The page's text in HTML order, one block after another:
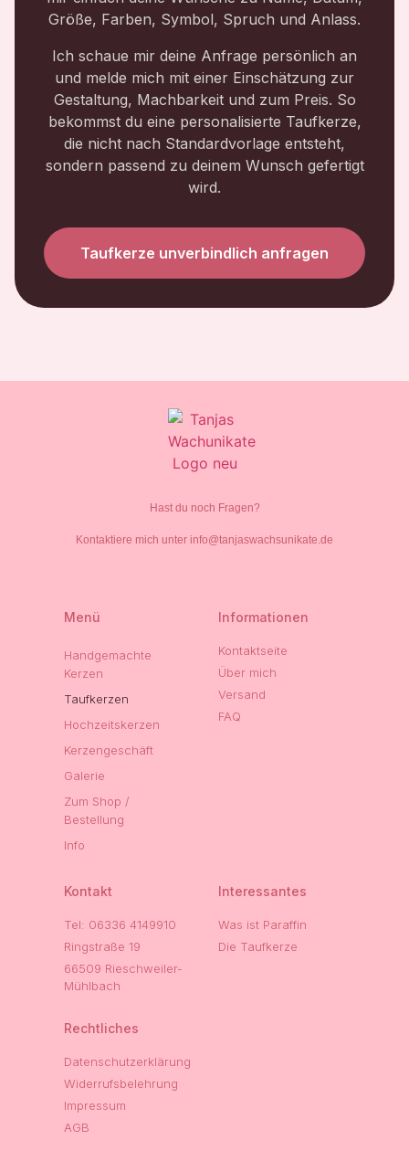
Größe, Farben, Symbol, Spruch und Anlass.
Ich schaue mir deine Anfrage persönlich an
und melde mich mit einer Einschätzung zur
Gestaltung, Machbarkeit und zum Preis. So
bekommst du eine personalisierte Taufkerze,
die nicht nach Standardvorlage entsteht,
sondern passend zu deinem Wunsch gefertigt
wird.
Taufkerze unverbindlich anfragen
Hast du noch Fragen?
Kontaktiere mich unter info@tanjaswachsunikate.de
Menü
Handgemachte
Kerzen
Taufkerzen
Hochzeitskerzen
Kerzengeschäft
Galerie
Zum Shop /
Bestellung
Info
Informationen
Kontaktseite
Über mich
Versand
FAQ
Kontakt
Tel: 06336 4149910
Ringstraße 19
66509 Rieschweiler-
Mühlbach
Interessantes
Was ist Paraffin
Die Taufkerze
Rechtliches
Datenschutzerklärung
Widerrufsbelehrung
Impressum
AGB